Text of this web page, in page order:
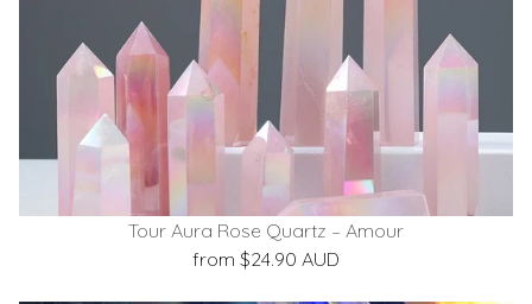
Tour Aura Rose Quartz – Amour
from $24.90 AUD